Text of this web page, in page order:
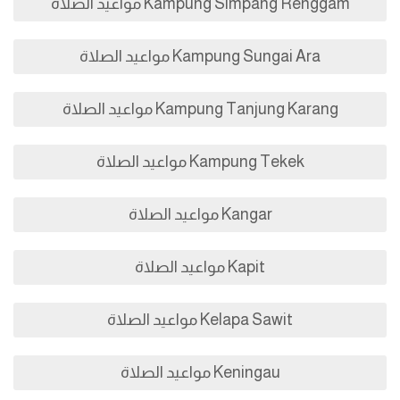
Kampung Simpang Renggam مواعيد الصلاة
Kampung Sungai Ara مواعيد الصلاة
Kampung Tanjung Karang مواعيد الصلاة
Kampung Tekek مواعيد الصلاة
Kangar مواعيد الصلاة
Kapit مواعيد الصلاة
Kelapa Sawit مواعيد الصلاة
Keningau مواعيد الصلاة